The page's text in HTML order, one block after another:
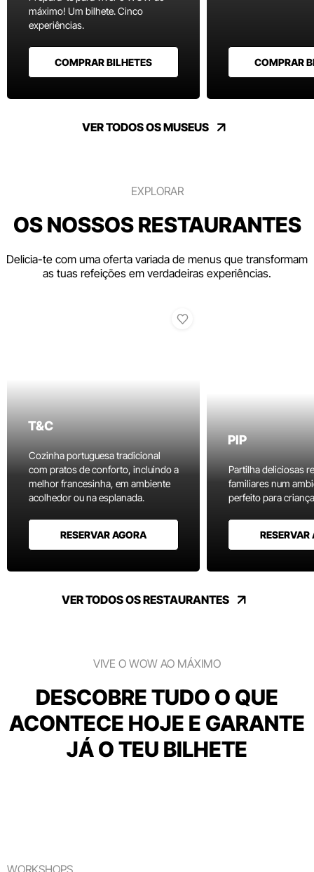
máximo! Um bilhete. Cinco
experiências.
COMPRAR BILHETES COMPRAR
VER TODOS OS MUSEUS
EXPLORAR
OS NOSSOS RESTAURANTES
Delicia-te com uma oferta variada de menus que transformam
as tuas refeições em verdadeiras experiências.
T&C
Cozinha portuguesa tradicional
com pratos de conforto, incluindo a
melhor francesinha, em ambiente
acolhedor ou na esplanada.
RESERVAR AGORA
PIP
Partilha deliciosas
familiares num
perfeito para
RESERVAR
VER TODOS OS RESTAURANTES
VIVE O WOW AO MÁXIMO
DESCOBRE TUDO O QUE
ACONTECE HOJE E GARANTE
JÁ O TEU BILHETE
WORKSHOPS